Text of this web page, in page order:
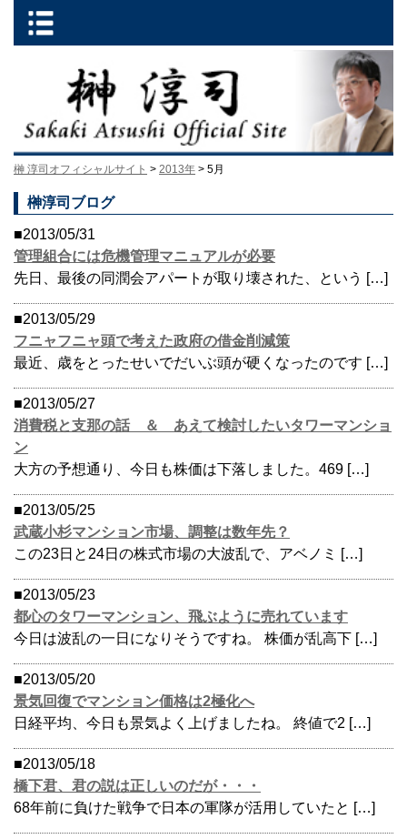
榊 淳司オフィシャルサイト > 2013年 > 5月
榊淳司ブログ
■2013/05/31
管理組合には危機管理マニュアルが必要
先日、最後の同潤会アパートが取り壊された、という […]
■2013/05/29
フニャフニャ頭で考えた政府の借金削減策
最近、歳をとったせいでだいぶ頭が硬くなったのです […]
■2013/05/27
消費税と支那の話 ＆ あえて検討したいタワーマンショ
ン
大方の予想通り、今日も株価は下落しました。469 […]
■2013/05/25
武蔵小杉マンション市場、調整は数年先？
この23日と24日の株式市場の大波乱で、アベノミ […]
■2013/05/23
都心のタワーマンション、飛ぶように売れています
今日は波乱の一日になりそうですね。 株価が乱高下 […]
■2013/05/20
景気回復でマンション価格は2極化へ
日経平均、今日も景気よく上げましたね。 終値で2 […]
■2013/05/18
橋下君、君の説は正しいのだが・・・
68年前に負けた戦争で日本の軍隊が活用していたと […]